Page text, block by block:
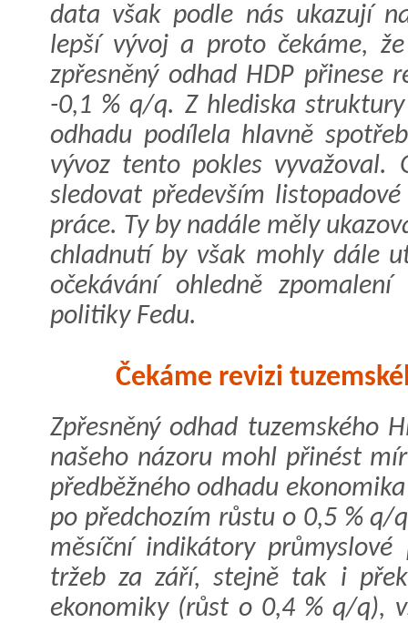
data však podle nás ukazují
lepší vývoj a proto čekáme,
zpřesněný odhad HDP přinese
-0,1 % q/q. Z hlediska
odhadu podílela hlavně
vývoz tento pokles vyvažoval.
sledovat především
práce. Ty by nadále měly
chladnutí by však mohly dále
očekávání ohledně
politiky Fedu.
Čekáme revizi
Zpřesněný odhad tuzemského
našeho názoru mohl přinést
předběžného odhadu
po předchozím růstu o 0,5 % q/
měsíční indikátory průmyslové
tržeb za září, stejně tak i
ekonomiky (růst o 0,4 % q/q),